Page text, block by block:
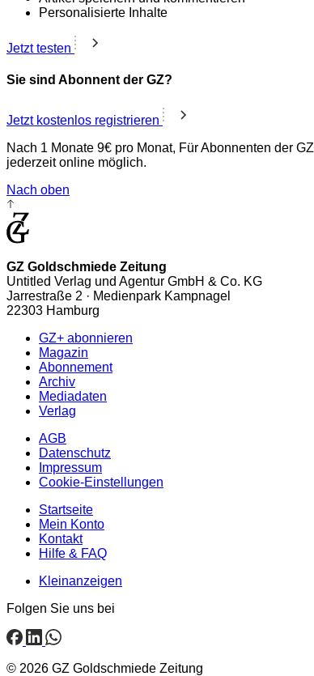
Personalisierte Inhalte
Jetzt testen
Sie sind Abonnent der GZ?
Jetzt kostenlos registrieren
Nach 1 Monate 9€ pro Monat, Für Abonnenten der
jederzeit online möglich.
Nach oben
GZ Goldschmiede Zeitung
Untitled Verlag und Agentur GmbH & Co. KG
Jarrestraße 2 · Medienpark Kampnagel
22303 Hamburg
GZ+ abonnieren
Magazin
Abonnement
Archiv
Mediadaten
Verlag
AGB
Datenschutz
Impressum
Cookie-Einstellungen
Startseite
Mein Konto
Kontakt
Hilfe & FAQ
Kleinanzeigen
Folgen Sie uns bei
© 2026 GZ Goldschmiede Zeitung